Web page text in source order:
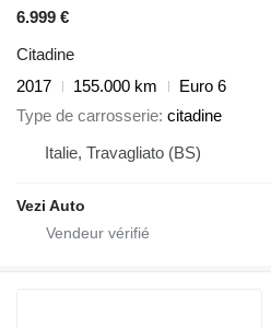
6.999 €
Citadine
2017
155.000 km
Euro 6
Type de carrosserie citadine
Italie, Travagliato (BS)
Vezi Auto